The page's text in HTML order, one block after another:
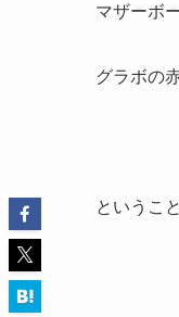
マザーボ
グラボの
というこ